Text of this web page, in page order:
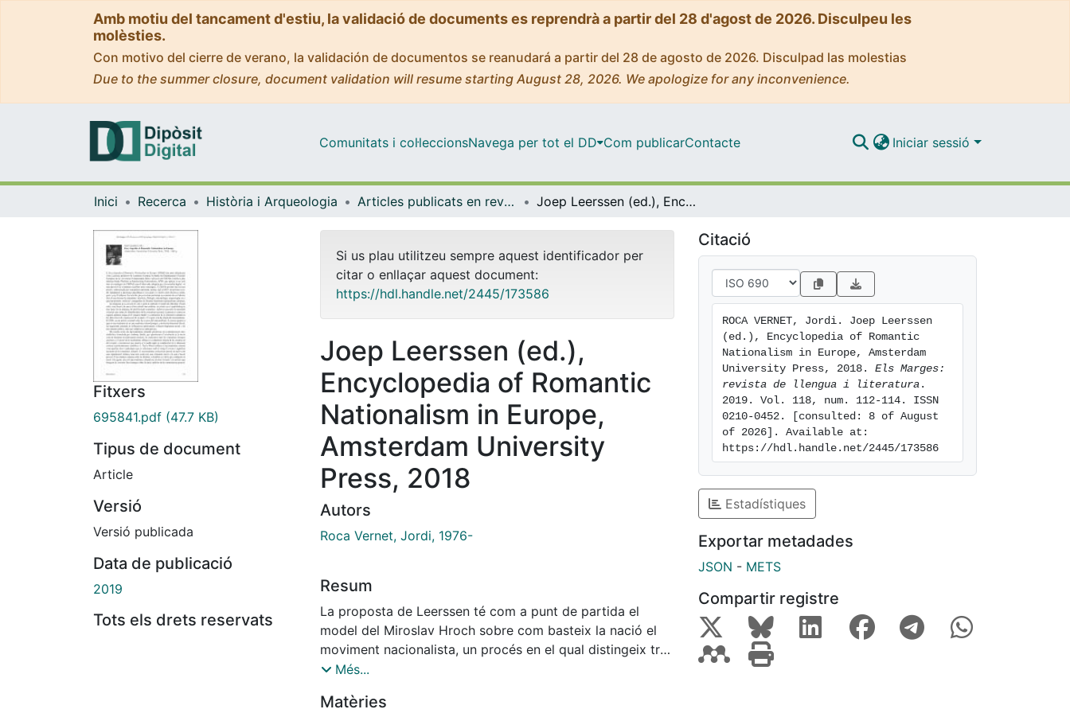
Amb motiu del tancament d'estiu, la validació de documents es reprendrà a partir del 28 d'agost de 2026. Disculpeu les
molèsties.
Con motivo del cierre de verano, la validación de documentos se reanudará a partir del 28 de agosto de 2026. Disculpad las molestias
Due to the summer closure, document validation will resume starting August 28, 2026. We apologize for any inconvenience.
Comunitats i col·leccionsNavega per tot el DD Com publicarContacte Iniciar sessió
Inici Recerca Història i Arqueologia Articles publicats en revistes (Història i Arqueologia) Joep Leerssen (ed.), Encyclopedia of Romantic Nationalism in Europe, Amsterdam University Press, 2018
Fitxers
695841.pdf (47.7 KB)
Tipus de document
Article
Versió
Versió publicada
Data de publicació
2019
Tots els drets reservats
Si us plau utilitzeu sempre aquest identificador per
citar o enllaçar aquest document:
https://hdl.handle.net/2445/173586
Joep Leerssen (ed.),
Encyclopedia of Romantic
Nationalism in Europe,
Amsterdam University
Press, 2018
Autors
Roca Vernet, Jordi, 1976-
Resum
La proposta de Leerssen té com a punt de partida el
model del Miroslav Hroch sobre com basteix la nació el
moviment nacionalista, un procés en el qual distingeix tres
fases. En la primera, els intel·lectuals acumulen i elaboren
identificadors de la comunidad nacional. Leerssen se
Més...
Matèries
Citació
ROCA VERNET, Jordi. Joep Leerssen
(ed.), Encyclopedia of Romantic
Nationalism in Europe, Amsterdam
University Press, 2018. Els Marges:
revista de llengua i literatura .
2019. Vol. 118, num. 112-114. ISSN
0210-0452. [consulted: 8 of August
of 2026]. Available at:
https://hdl.handle.net/2445/173586
Estadístiques
Exportar metadades
JSON - METS
Compartir registre